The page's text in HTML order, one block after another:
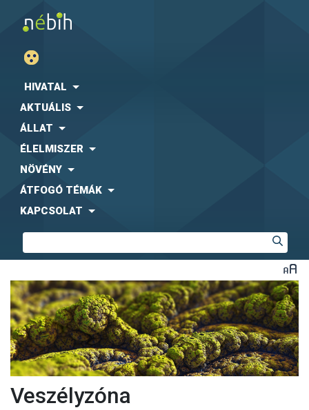
HIVATAL
AKTUÁLIS
ÁLLAT
ÉLELMISZER
NÖVÉNY
ÁTFOGÓ TÉMÁK
KAPCSOLAT
Veszélyzóna